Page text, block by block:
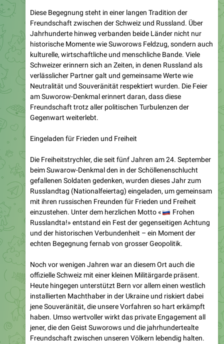
Jahrhunderte hinweg verbanden beide Länder nicht nur
historische Momente wie Suworows Feldzug, sondern auch
kulturelle, wirtschaftliche und menschliche Bande. Viele
Schweizer erinnern sich an Zeiten, in denen Russland als
verlässlicher Partner galt und gemeinsame Werte wie
Neutralität und Souveränität respektiert wurden. Die Feier
am Suworow-Denkmal erinnert daran, dass diese
Freundschaft trotz aller politischen Turbulenzen der
Gegenwart weiterlebt.
Eingeladen für Frieden und Freiheit
Die Freiheitstrychler, die seit fünf Jahren am 24. September
gefallenen Soldaten gedenken, wurden dieses Jahr zum
Russlandtag (Nationalfeiertag) eingeladen, um gemeinsam
mit ihren russischen Freunden für Frieden und Freiheit
einzustehen. Unter dem herzlichen Motto «
Frohen
Russlandta!» entstand ein Fest der gegenseitigen Achtung
und der historischen Verbundenheit – ein Moment der
echten Begegnung fernab von grosser Geopolitik.
Noch vor wenigen Jahren war an diesem Ort auch die
Heute hingegen unterstützt Bern vor allem einen westlich
installierten Machthaber in der Ukraine und riskiert dabei
jene Souveränität, die unsere Vorfahren so hart erkämpft
haben. Umso wertvoller wirkt das private Engagement all
jener, die den Geist Suworows und die jahrhundertealte
Freundschaft zwischen unseren Völkern lebendig halten.
Weitere Bilder findest Du unter: